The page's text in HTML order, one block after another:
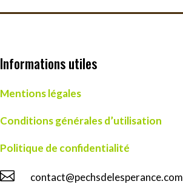
Informations utiles
Mentions légales
Conditions générales d’utilisation
Politique de confidentialité
 contact@pechsdelesperance.com